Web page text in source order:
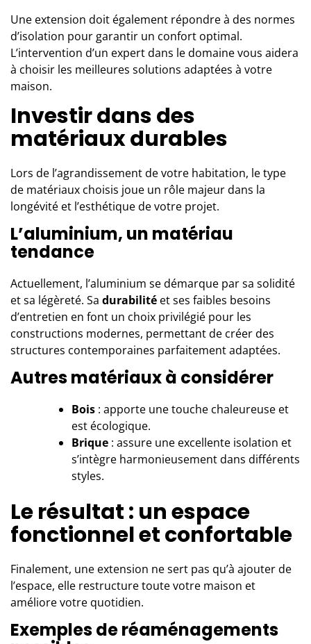
Une extension doit également répondre à des normes
d’isolation pour garantir un confort optimal.
L’intervention d’un expert dans le domaine vous aidera
à choisir les meilleures solutions adaptées à votre
maison.
Investir dans des
matériaux durables
Lors de l’agrandissement de votre habitation, le type
de matériaux choisis joue un rôle majeur dans la
longévité et l’esthétique de votre projet.
L’aluminium, un matériau
tendance
Actuellement, l’aluminium se démarque par sa solidité
et sa légèreté. Sa durabilité et ses faibles besoins
d’entretien en font un choix privilégié pour les
constructions modernes, permettant de créer des
structures contemporaines parfaitement adaptées.
Autres matériaux à considérer
Bois : apporte une touche chaleureuse et
est écologique.
Brique : assure une excellente isolation et
s’intègre harmonieusement dans différents
styles.
Le résultat : un espace
fonctionnel et confortable
Finalement, une extension ne sert pas qu’à ajouter de
l’espace, elle restructure toute votre maison et
améliore votre quotidien.
Exemples de réaménagements